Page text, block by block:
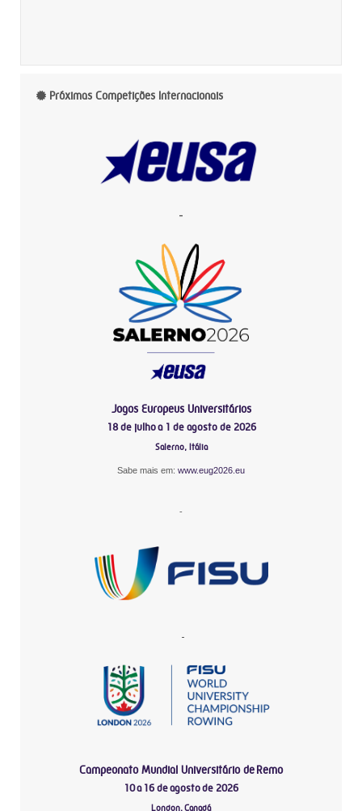
Próximas Competições Internacionais
-
Jogos Europeus Universitários
18 de julho a 1 de agosto de 2026
Salerno, Itália
Sabe mais em: www.eug2026.eu
-
-
Campeonato Mundial Universitário de Remo
10 a 16 de agosto de 2026
London, Canadá